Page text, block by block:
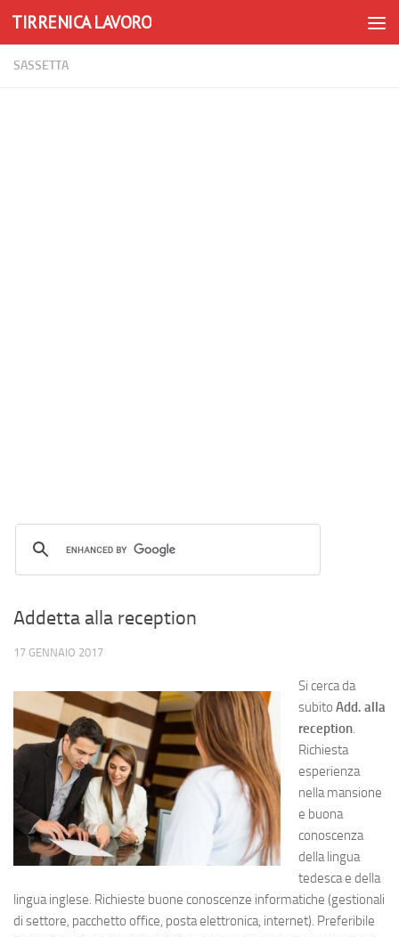
Skip to content
TIRRENICA LAVORO
SASSETTA
Addetta alla reception
17 GENNAIO 2017
Si cerca da
subito Add. alla
reception.
Richiesta
esperienza
nella mansione
e buona
conoscenza
della lingua
tedesca e della
lingua inglese. Richieste buone conoscenze informatiche (gestionali
di settore, pacchetto office, posta elettronica, internet). Preferibile